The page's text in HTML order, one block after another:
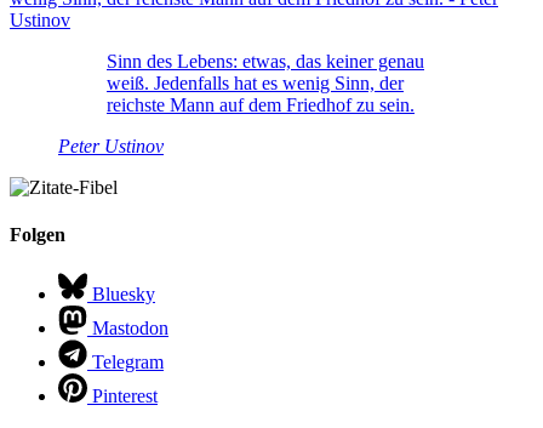
Sinn des Lebens: etwas, das keiner genau
weiß. Jedenfalls hat es wenig Sinn, der
reichste Mann auf dem Friedhof zu sein.
Peter Ustinov
Folgen
Bluesky
Mastodon
Telegram
Pinterest